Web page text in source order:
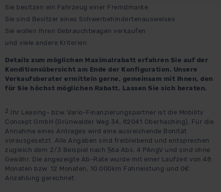
beabsichtigen nicht, diese Daten an Empfänger
außerhalb der EU zu übermitteln oder dort verarbeiten zu
lassen. Soweit eine Übermittlung in ein Land außerhalb
der EU erfolgt, erfolgt dies ausschließlich auf der
Grundlage eines Angemessenheitsbeschlusses der EU-
Kommission (Art. 45 Abs. 1 DSGVO), von
Standarddatenschutzklauseln (Art. 46 Abs. 2 lit. c
DSGVO) oder wenn Sie hierzu Ihre Einwilligung freiwillig
Datenschutzklauseln können Sie über den Kontakt zu
unserem Datenschutzbeauftragten unter
datenschutz@meinauto.de anfordern.
Datenschutzerklärung|Impressum
Sie besitzen ein Fahrzeug einer Fremdmarke
Sie sind Besitzer eines Schwerbehindertenausweises
Sie wollen Ihren Gebrauchtwagen verkaufen
und viele andere Kriterien
Details zum möglichen Maximalrabatt erfahren Sie auf der
Konditionsübersicht am Ende der Konfiguration. Unsere
Verkaufsberater ermitteln gerne, gemeinsam mit Ihnen, den
für Sie höchst möglichen Rabatt. Lassen Sie sich beraten.
2 Ihr Leasing- bzw. Vario-Finanzierungspartner ist die Mobility
Concept GmbH (Grünwalder Weg 34, 82041 Oberhaching). Für die
Annahme eines Antrages wird eine ausreichende Bonität
vorausgesetzt. Alle Angaben sind freibleibend und entsprechen
zugleich dem 2/3 Beispiel nach §6a Abs. 4 PAngV und sind ohne
Gewähr. Die angezeigte Ab-Rate wurde mit einer Laufzeit von 48
Monaten bzw. 12 Monaten, 10.000km Fahrleistung und 0€
Anzahlung gerechnet.